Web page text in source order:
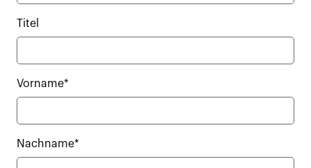
Titel
Vorname*
Nachname*